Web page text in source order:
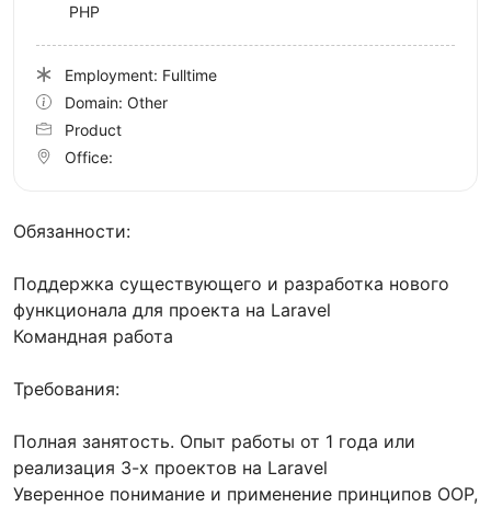
Обязанности:
Поддержка существующего и разработка нового
функционала для проекта на Laravel
Командная работа
Требования:
Полная занятость. Опыт работы от 1 года или
реализация 3-х проектов на Laravel
Уверенное понимание и применение принципов ООP,
PHP
Employment: Fulltime
Domain: Other
Product
Office: